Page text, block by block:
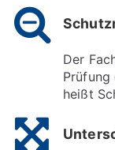
Der
heißt